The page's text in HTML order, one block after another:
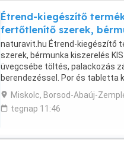
Étrend-kiegészítő
fertőtlenítő szerek,
naturavit.hu Étrend-kiegészítő
szerek, bérmunka kiszerelés
üvegcsébe töltés, palackozás
berendezéssel. Por és tabletta
mérőeszközökkel, akár steril
Miskolc, Borsod-Abaúj-
tegnap 11:46